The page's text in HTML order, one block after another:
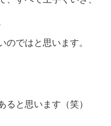
ではと思います。
と思います（笑）